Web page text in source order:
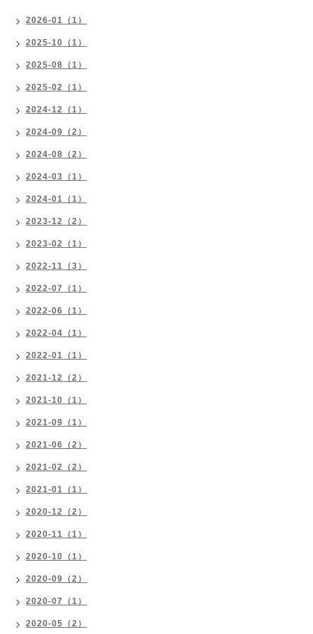
2026-01（1）
2025-10（1）
2025-08（1）
2025-02（1）
2024-12（1）
2024-09（2）
2024-08（2）
2024-03（1）
2024-01（1）
2023-12（2）
2023-02（1）
2022-11（3）
2022-07（1）
2022-06（1）
2022-04（1）
2022-01（1）
2021-12（2）
2021-10（1）
2021-09（1）
2021-06（2）
2021-02（2）
2021-01（1）
2020-12（2）
2020-11（1）
2020-10（1）
2020-09（2）
2020-07（1）
2020-05（2）